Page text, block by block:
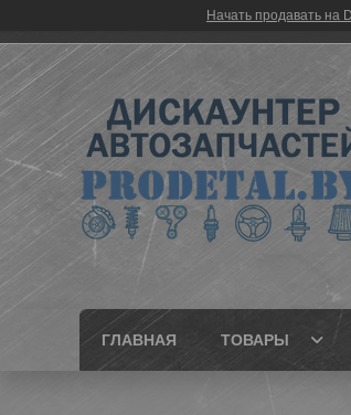
Начать продавать на
ГЛАВНАЯ ТОВАРЫ